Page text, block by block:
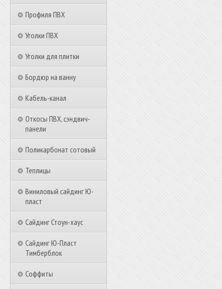
Профиля ПВХ
Уголки ПВХ
Уголки для плитки
Бордюр на ванну
Кабель-канал
Откосы ПВХ, сэндвич-
панели
Поликарбонат сотовый
Теплицы
Виниловый сайдинг Ю-
пласт
Сайдинг Стоун-хаус
Сайдинг Ю-Пласт
Тимберблок
Соффиты